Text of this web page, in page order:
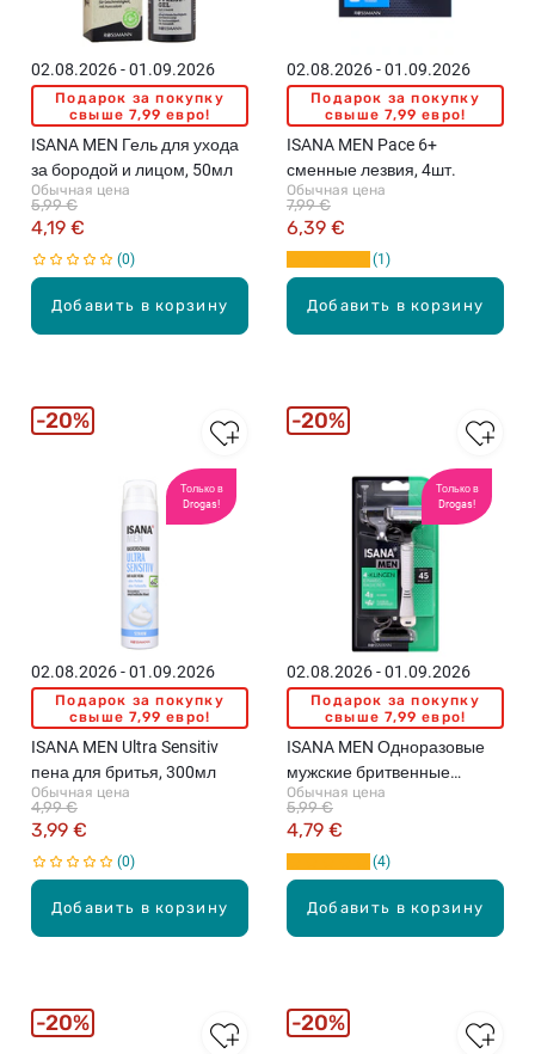
Добавить в корзину
02.08.2026 - 01.09.2026
Подарок за покупку
свыше 7,99 евро!
ISANA MEN Гель для ухода
за бородой и лицом, 50мл
Обычная цена
4,19 €
5,99 €
0
Добавить в корзину
02.08.2026 - 01.09.2026
Подарок за покупку
свыше 7,99 евро!
ISANA MEN Pace 6+
сменные лезвия, 4шт.
Обычная цена
6,39 €
7,99 €
1
Только в
Drogas!
Добавить в корзину
02.08.2026 - 01.09.2026
Подарок за покупку
свыше 7,99 евро!
ISANA MEN Ultra Sensitiv
пена для бритья, 300мл
Обычная цена
3,99 €
4,99 €
0
20%
Только в
Drogas!
Добавить в корзину
02.08.2026 - 01.09.2026
Подарок за покупку
свыше 7,99 евро!
ISANA MEN Одноразовые
мужские бритвенные
станки, 3шт.
Обычная цена
4,79 €
5,99 €
4
20%
20% 20%